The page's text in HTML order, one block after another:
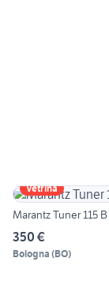
Vetrina
Marantz Tuner 115 B
350 €
Bologna (BO)